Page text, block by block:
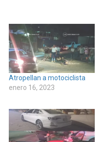
Atropellan a motociclista
enero 16, 2023